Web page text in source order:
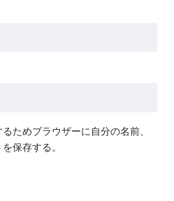
ためブラウザーに自分の名前、
保存する。